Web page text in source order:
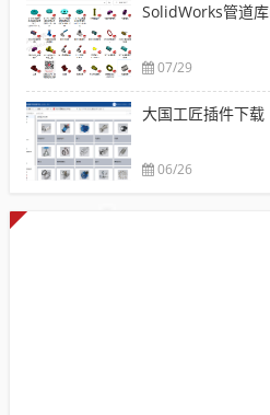
SolidWorks管道
07/29
大国工匠插件下载
06/26